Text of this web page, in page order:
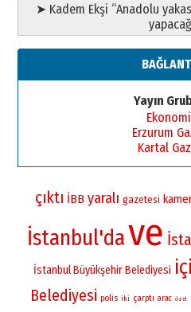
➤ Kadem Ekşi “Anadolu
Yayın
Erzurum
Kartal
çıktı İBB yaralı gazetesi
İstanbul'dave
İstanbul Büyükşehir Belediyesi
Belediyesi polis iki çarptı arac özel